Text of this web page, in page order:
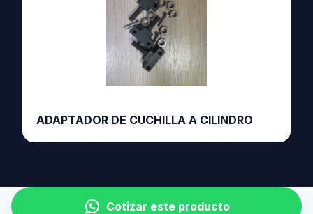
ADAPTADOR DE CUCHILLA A CILINDRO
Cotizar este producto